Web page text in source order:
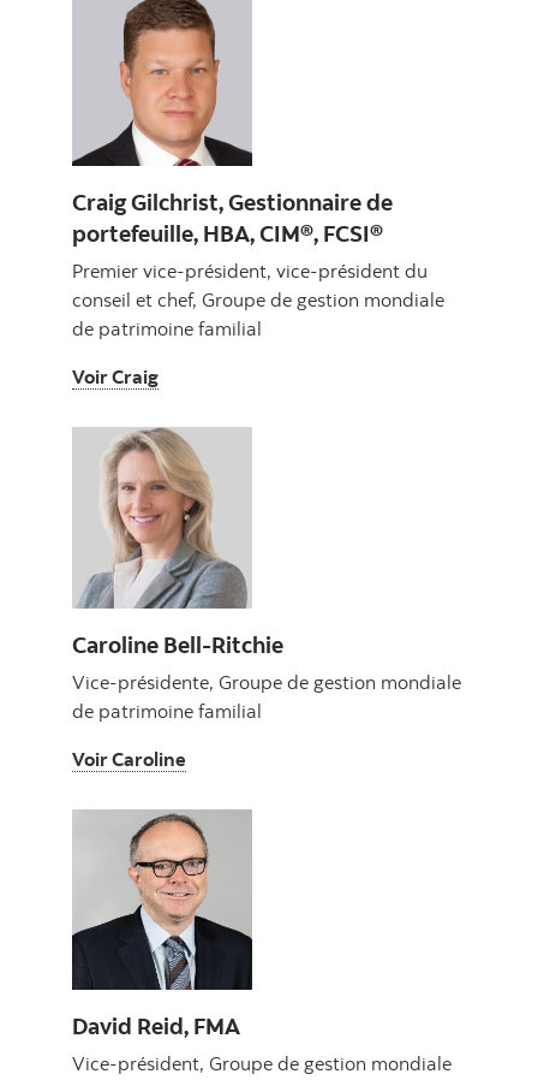
Craig Gilchrist, Gestionnaire de
portefeuille, HBA, CIM®, FCSI®
Premier vice-président, vice-président du
conseil et chef, Groupe de gestion mondiale
de patrimoine familial
Voir CraigVoir Craig
Caroline Bell-Ritchie
Vice-présidente, Groupe de gestion mondiale
de patrimoine familial
Voir Caroline
David Reid, FMA
Vice-président, Groupe de gestion mondiale